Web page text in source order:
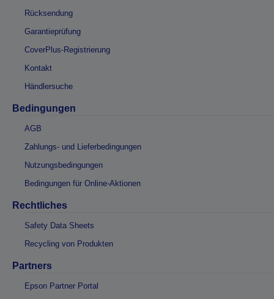
Rücksendung
Garantieprüfung
CoverPlus-Registrierung
Kontakt
Händlersuche
Bedingungen
AGB
Zahlungs- und Lieferbedingungen
Nutzungsbedingungen
Bedingungen für Online-Aktionen
Rechtliches
Safety Data Sheets
Recycling von Produkten
Partners
Epson Partner Portal